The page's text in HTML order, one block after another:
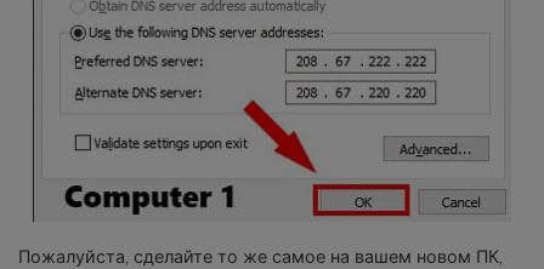
Пожалуйста, сделайте то же самое на вашем новом ПК,